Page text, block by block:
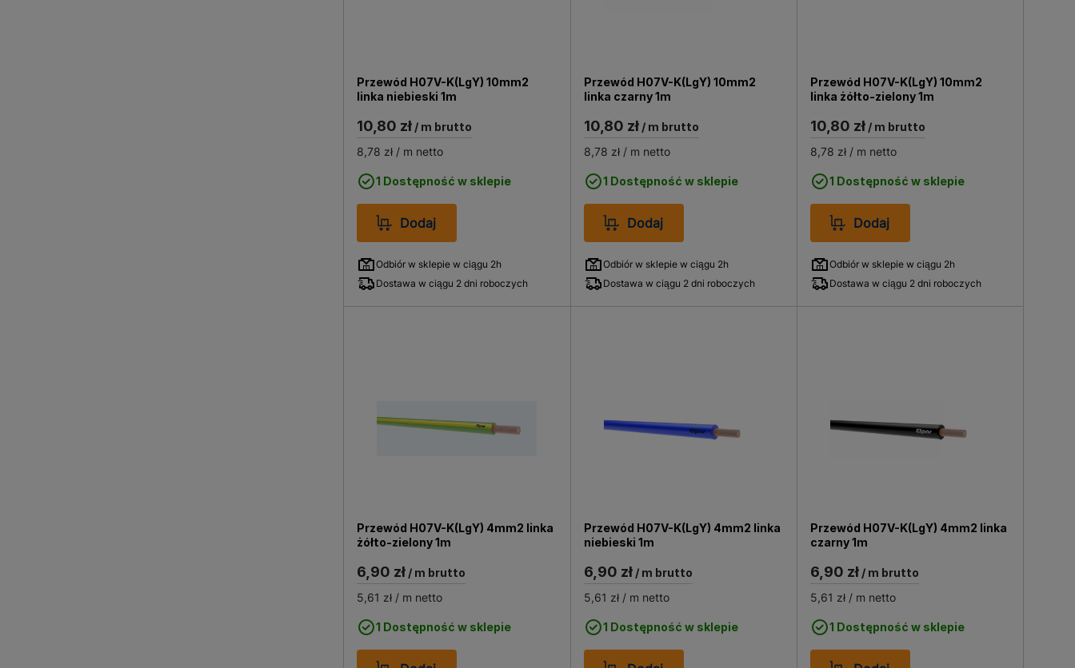
Przewód H07V-K(LgY) 10mm2
linka niebieski 1m
10,80 zł/ m brutto
8,78 zł/ m netto
1 Dostępność w sklepie
Dodaj
Odbiór w sklepie w ciągu 2h
Dostawa w ciągu 2 dni roboczych
Przewód H07V-K(LgY) 10mm2
linka czarny 1m
10,80 zł/ m brutto
8,78 zł/ m netto
1 Dostępność w sklepie
Dodaj
Odbiór w sklepie w ciągu 2h
Dostawa w ciągu 2 dni roboczych
Przewód H07V-K(LgY) 10mm2
linka żółto-zielony 1m
10,80 zł / m brutto
8,78 zł / m netto
1 Dostępność w sklepie
Dodaj
Odbiór w sklepie w ciągu 2h
Dostawa w ciągu 2 dni roboczych
Przewód H07V-K(LgY) 4mm2 linka
żółto-zielony 1m
6,90 zł/ m brutto
5,61 zł/ m netto
1 Dostępność w sklepie
Przewód H07V-K(LgY) 4mm2 linka
niebieski 1m
6,90 zł/ m brutto
5,61 zł/ m netto
1 Dostępność w sklepie
Przewód H07V-K(LgY) 4mm2 linka
czarny 1m
6,90 zł / m brutto
5,61 zł / m netto
1 Dostępność w sklepie